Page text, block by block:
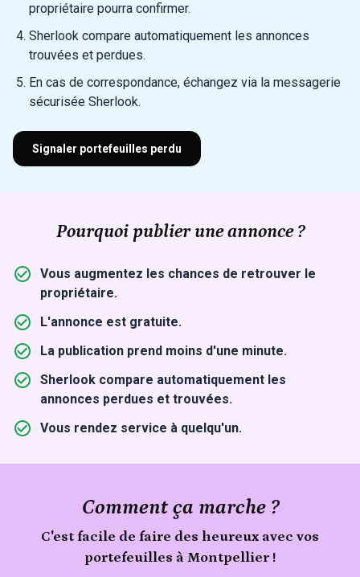
propriétaire pourra confirmer.
Sherlook compare automatiquement les annonces
trouvées et perdues.
En cas de correspondance, échangez via la messagerie
sécurisée Sherlook.
Signaler portefeuilles perdu
Pourquoi publier une annonce ?
Vous augmentez les chances de retrouver le
propriétaire.
L'annonce est gratuite.
La publication prend moins d'une minute.
Sherlook compare automatiquement les
annonces perdues et trouvées.
Vous rendez service à quelqu'un.
Comment ça marche ?
C'est facile de faire des heureux avec vos
portefeuilles à Montpellier !